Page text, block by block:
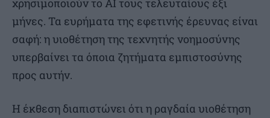
χρησιμοποιούν το AI τους τελευταίους έξι
μήνες. Τα ευρήματα της εφετινής έρευνας είναι
σαφή: η υιοθέτηση της τεχνητής νοημοσύνης
υπερβαίνει τα όποια ζητήματα εμπιστοσύνης
προς αυτήν.
Η έκθεση διαπιστώνει ότι η ραγδαία υιοθέτηση